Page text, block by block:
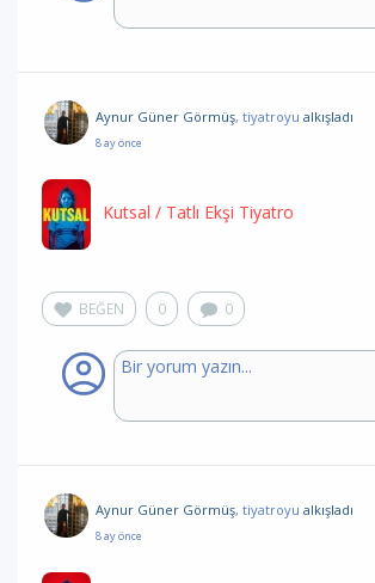
Aynur Güner Görmüş, tiyatroyu alkışladı
8 ay önce
Kutsal / Tatlı Ekşi Tiyatro
BEĞEN 0 0
Aynur Güner Görmüş, tiyatroyu alkışladı
8 ay önce